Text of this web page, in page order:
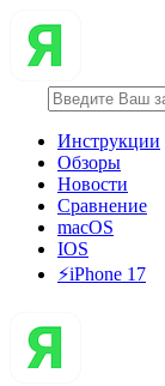
Инструкции
Обзоры
Новости
Сравнение
macOS
IOS
⚡️iPhone 17